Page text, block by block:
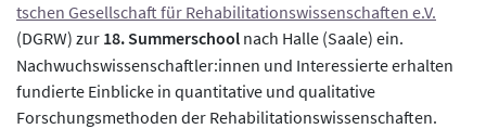
tschen Gesellschaft für Rehabilitationswissenschaften e.V.
(DGRW) zur 18. Summerschool nach Halle (Saale) ein.
Nachwuchswissenschaftler:innen und Interessierte erhalten
fundierte Einblicke in quantitative und qualitative
Forschungsmethoden der Rehabilitationswissenschaften.